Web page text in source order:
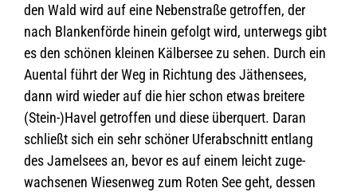
den Wald wird auf eine Neben­straße getrof­fen, der
nach Blan­ken­förde hin­ein gefolgt wird, unter­wegs gibt
es den schö­nen klei­nen Käl­ber­see zu sehen. Durch ein
Auen­tal führt der Weg in Rich­tung des Jäthen­sees,
dann wird wie­der auf die hier schon etwas brei­tere
(Stein-)Havel getrof­fen und diese über­quert. Daran
schließt sich ein sehr schö­ner Ufer­ab­schnitt ent­lang
des Jamel­sees an, bevor es auf einem leicht zuge­
wach­se­nen Wie­sen­weg zum Roten See geht, des­sen